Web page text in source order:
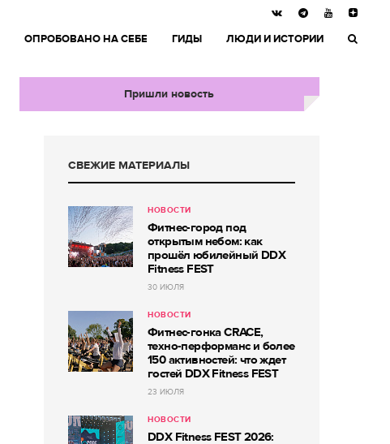
ОПРОБОВАНО НА СЕБЕ ГИДЫ ЛЮДИ И ИСТОРИИ
Пришли новость
СВЕЖИЕ МАТЕРИАЛЫ
НОВОСТИ
Фитнес-город под
открытым небом: как
прошёл юбилейный DDX
Fitness FEST
30 ИЮЛЯ
НОВОСТИ
Фитнес-гонка CRACE,
техно-перформанс и более
150 активностей: что ждет
гостей DDX Fitness FEST
23 ИЮЛЯ
НОВОСТИ
DDX Fitness FEST 2026: